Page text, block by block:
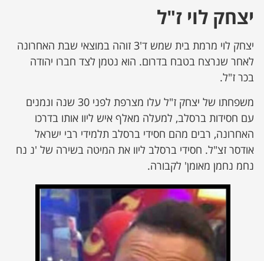
יצחק לוי ז"ל
יצחק לוי מרמת בית שמש ד'3 זוהה במוצאי שבת האחרונה
לאחר שנרצח בטבח בדרום. הוא נטמן לצד חברו יהודה
בכר ז"ל.
משפחתו של יצחק ז"ל עלו מצרפת לפני 30 שנה ונמנים
עם חסידות ברסלב, למעלה מאלף איש ליוו אותו בדרכו
האחרונה, רבים מהם חסידי ברסלב תלמידי רבי ישראל
אודסר זצ"ל. חסידי ברסלב ליוו את המיטה בשירה של 'נ נח
נחמ נחמן מאומן' לקבורה.